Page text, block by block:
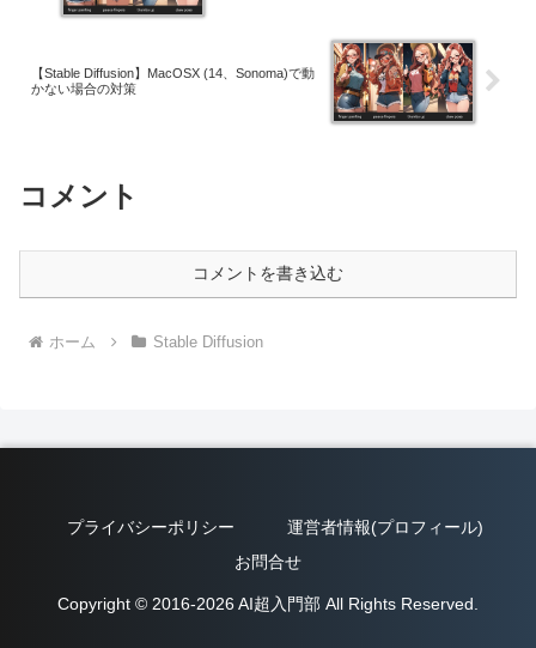
【Stable Diffusion】MacOSX (14、Sonoma)で動
かない場合の対策
コメント
コメントを書き込む
ホーム Stable Diffusion
プライバシーポリシー
運営者情報(プロフィール)
お問合せ
Copyright © 2016-2026 AI超入門部 All Rights Reserved.